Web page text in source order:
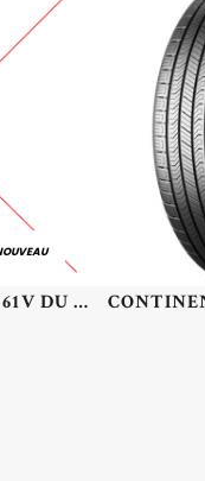
DUNLOP - 120/80 -17 TL 61V DU K555F F - 1208017 -